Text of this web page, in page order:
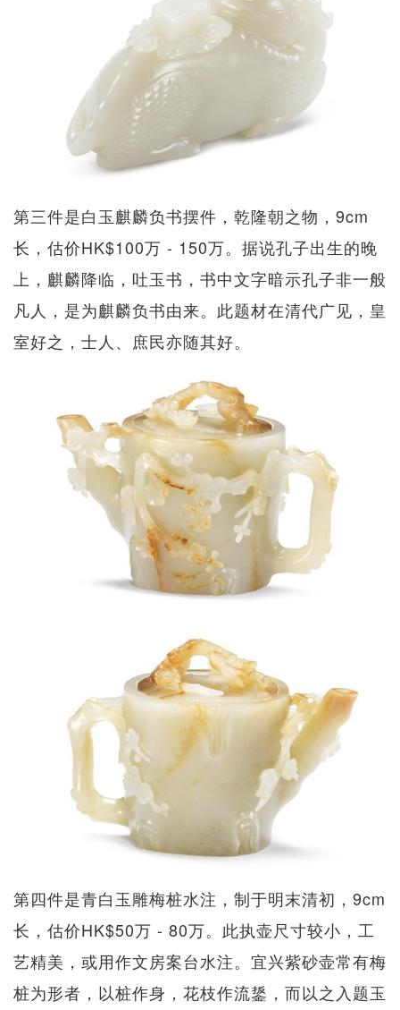
第三件是白玉麒麟负书摆件，乾隆朝之物，9cm
长，估价HK$100万 - 150万。据说孔子出生的晚
上，麒麟降临，吐玉书，书中文字暗示孔子非一般
凡人，是为麒麟负书由来。此题材在清代广见，皇
室好之，士人、庶民亦随其好。
第四件是青白玉雕梅桩水注，制于明末清初，9cm
长，估价HK$50万 - 80万。此执壶尺寸较小，工
艺精美，或用作文房案台水注。宜兴紫砂壶常有梅
桩为形者，以桩作身，花枝作流鋬，而以之入题玉